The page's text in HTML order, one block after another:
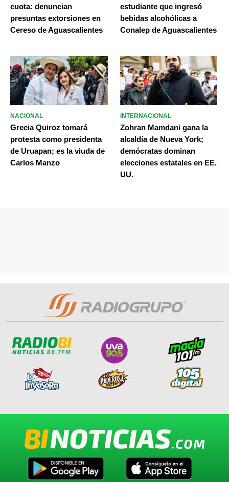
cuota: denuncian
presuntas extorsiones en
Cereso de Aguascalientes
estudiante que ingresó
bebidas alcohólicas a
Conalep de Aguascalientes
NACIONAL
Grecia Quiroz tomará
protesta como presidenta
de Uruapan; es la viuda de
Carlos Manzo
INTERNACIONAL
Zohran Mamdani gana la
alcaldía de Nueva York;
demócratas dominan
elecciones estatales en EE.
UU.